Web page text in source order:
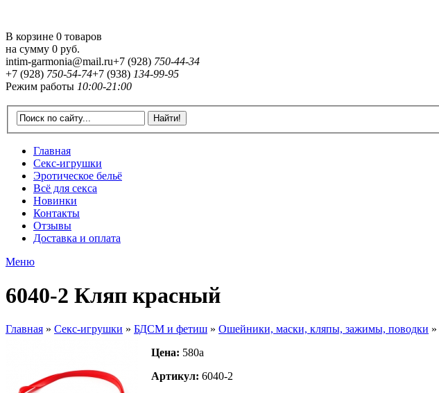
В корзине 0 товаров
на сумму 0 руб.
intim-garmonia@mail.ru+7 (928) 750-44-34
+7 (928) 750-54-74+7 (938) 134-99-95
Режим работы 10:00-21:00
Главная
Секс-игрушки
Эротическое бельё
Всё для секса
Новинки
Контакты
Отзывы
Доставка и оплата
Меню
6040-2 Кляп красный
Главная » Секс-игрушки » БДСМ и фетиш » Ошейники, маски, кляпы, зажимы, поводки »
Цена: 580a
Артикул: 6040-2